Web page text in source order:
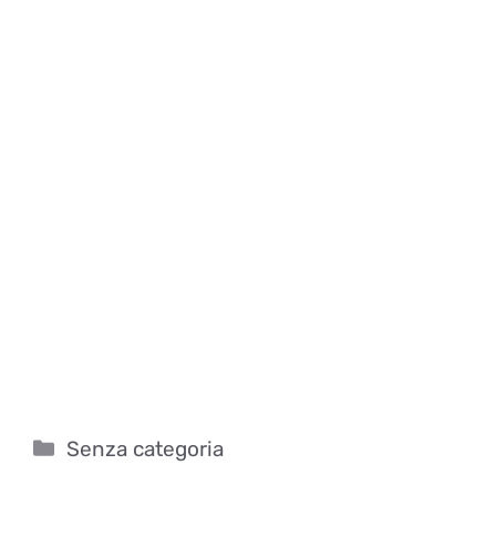
Categorie
Senza categoria